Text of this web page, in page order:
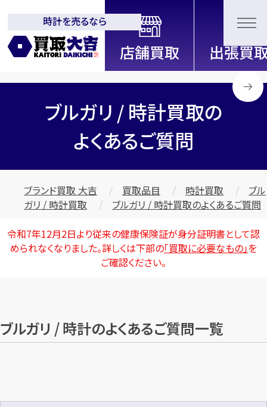
全国2000店舗以上展開中！
信頼と実績の買取専門店「買取大
吉」
時計を売るなら
ブルガリ / 時計買取の
よくあるご質問
ブランド買取 大吉 買取品目 時計買取
ブル
ガリ / 時計買取
ブルガリ / 時計買取のよくあるご質問
令和7年12月2日より従来の健康保険証が身分証明書として認
められなくなりました。詳しくは下部の「買取に必要なもの」を
ご確認ください。
ブルガリ / 時計のよくあるご質問一覧